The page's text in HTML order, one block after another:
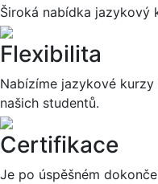
Široká nabídka jazykový
Flexibilita
Nabízíme jazykové
našich studentů.
Certifikace
Je po úspěšném